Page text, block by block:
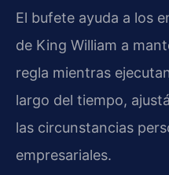
El bufete ayuda a los
de King William a
regla mientras
largo del tiempo,
las circunstancias
empresariales.